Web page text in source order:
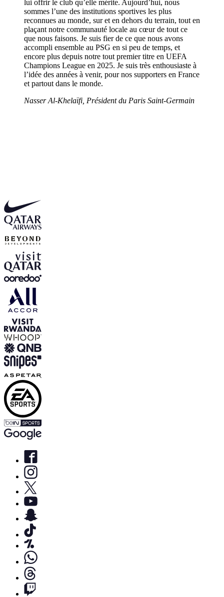
lui offrir le club qu’elle mérite. Aujourd’hui, nous
sommes l’une des institutions sportives les plus
reconnues au monde, sur et en dehors du terrain, tout en
plaçant notre communauté locale au cœur de tout ce
que nous faisons. Je suis fier de ce que nous avons
accompli ensemble au PSG en si peu de temps, et
encore plus depuis notre tout premier titre en UEFA
Champions League en 2025. Je suis très enthousiaste à
l’idée des années à venir, pour nos supporters en France
et partout dans le monde.
Nasser Al-Khelaïfi, Président du Paris Saint-Germain